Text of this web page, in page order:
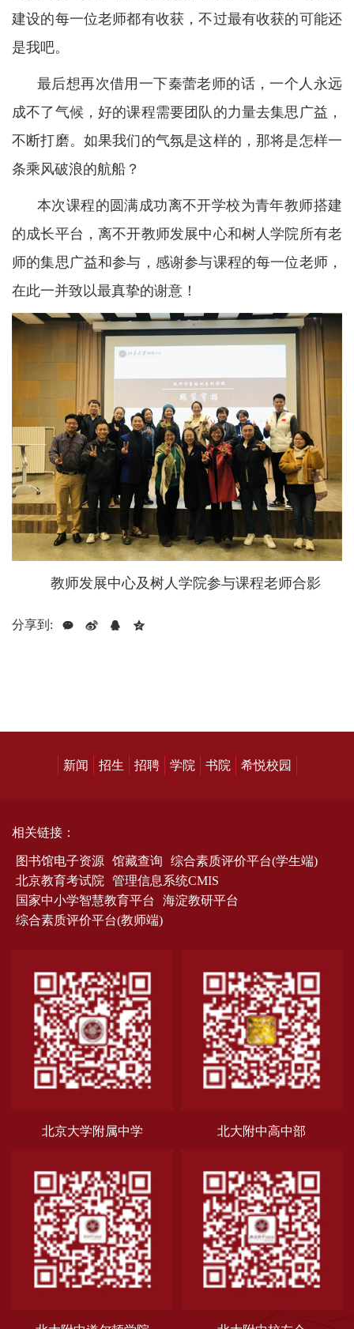
建设的每一位老师都有收获，不过最有收获的可能还
是我吧。
最后想再次借用一下秦蕾老师的话，一个人永远
成不了气候，好的课程需要团队的力量去集思广益，
不断打磨。如果我们的气氛是这样的，那将是怎样一
条乘风破浪的航船？
本次课程的圆满成功离不开学校为青年教师搭建
的成长平台，离不开教师发展中心和树人学院所有老
师的集思广益和参与，感谢参与课程的每一位老师，
在此一并致以最真挚的谢意！
教师发展中心及树人学院参与课程老师合影
分享到:
新闻 招生 招聘 学院 书院 希悦校园
相关链接：
图书馆电子资源 馆藏查询
综合素质评价平台(学生端)
北京教育考试院
管理信息系统CMIS
国家中小学智慧教育平台
海淀教研平台
综合素质评价平台(教师端)
北京大学附属中学 北大附中高中部